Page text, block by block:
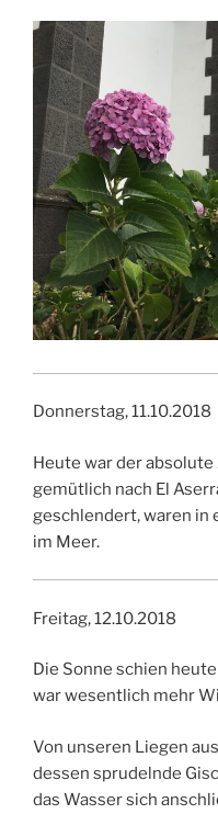
Donnerstag, 11.10.2018
Heute war der
gemütlich nach El
geschlendert, waren in
im Meer.
Freitag, 12.10.2018
Die Sonne schien
war wesentlich mehr
Von unseren Liegen
dessen sprudelnde
das Wasser sich